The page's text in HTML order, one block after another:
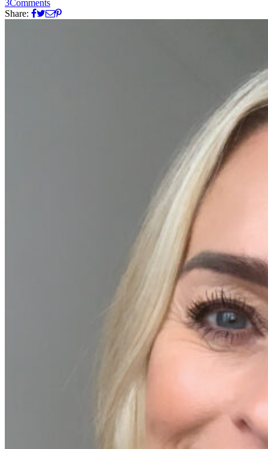
3Comments
Share: